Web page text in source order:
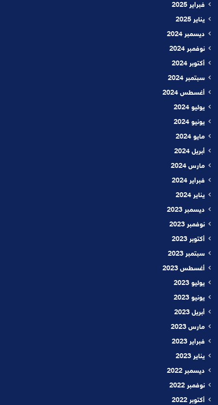
فبراير 2025
يناير 2025
ديسمبر 2024
نوفمبر 2024
أكتوبر 2024
سبتمبر 2024
أغسطس 2024
يوليو 2024
يونيو 2024
مايو 2024
أبريل 2024
مارس 2024
فبراير 2024
يناير 2024
ديسمبر 2023
نوفمبر 2023
أكتوبر 2023
سبتمبر 2023
أغسطس 2023
يوليو 2023
يونيو 2023
أبريل 2023
مارس 2023
فبراير 2023
يناير 2023
ديسمبر 2022
نوفمبر 2022
أكتوبر 2022